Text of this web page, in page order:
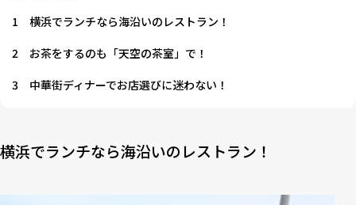
1
横浜でランチなら海沿いのレストラン！
2
お茶をするのも「天空の茶室」で！
3
中華街ディナーでお店選びに迷わない！
横浜でランチなら海沿いのレストラン！